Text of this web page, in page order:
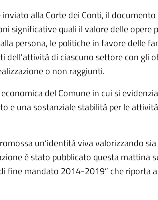
alla Corte dei Conti, il
significative quali il valore delle opere
persona, le politiche in favore delle
dell'attività di ciascuno settore con gli
o non raggiunti.
del Comune in cui si
e una sostanziale stabilità per le
un’identità viva valorizzando
è stato pubblicato questa mattina
fine mandato 2014-2019” che riporta